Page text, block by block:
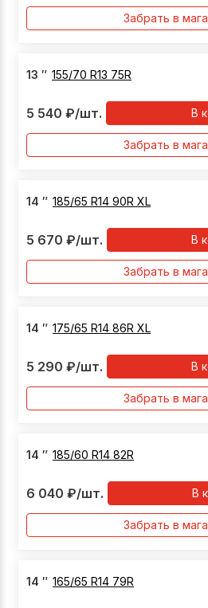
Забрать в
13 ″ 155/70 R13 75R
5 540 ₽/шт. В
Забрать в
14 ″ 185/65 R14 90R XL
5 670 ₽/шт. В
Забрать в
14 ″ 175/65 R14 86R XL
5 290 ₽/шт. В
Забрать в
14 ″ 185/60 R14 82R
6 040 ₽/шт. В
Забрать в
14 ″ 165/65 R14 79R